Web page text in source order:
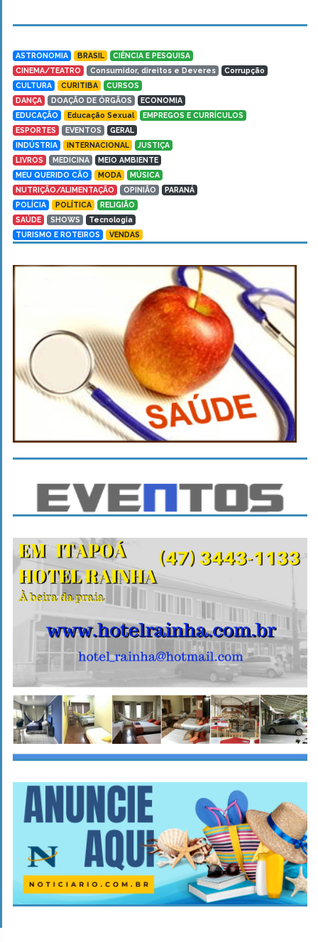
ASTRONOMIA BRASIL
CIÊNCIA E PESQUISA
CINEMA/TEATRO
Consumidor, direitos e Deveres
Corrupção
CULTURA
CURITIBA
CURSOS
DANÇA
DOAÇÃO DE ÓRGÃOS
ECONOMIA
EDUCAÇÃO
Educação Sexual
EMPREGOS E CURRÍCULOS
ESPORTES
EVENTOS
GERAL
INDÚSTRIA
INTERNACIONAL
JUSTIÇA
LIVROS
MEDICINA
MEIO AMBIENTE
MEU QUERIDO CÃO
MODA
MÚSICA
NUTRIÇÃO/ALIMENTAÇÃO
OPINIÃO
PARANÁ
POLÍCIA
POLÍTICA
RELIGIÃO
SAÚDE
SHOWS
Tecnologia
TURISMO E ROTEIROS
VENDAS